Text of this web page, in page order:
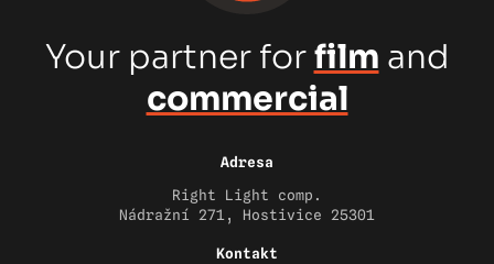
Your partner forfilm and
commercial
Adresa
Right Light comp.
Nádražní 271, Hostivice 25301
Kontakt